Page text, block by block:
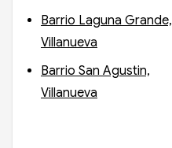
Barrio Laguna Grande,
Villanueva
Barrio San Agustin,
Villanueva